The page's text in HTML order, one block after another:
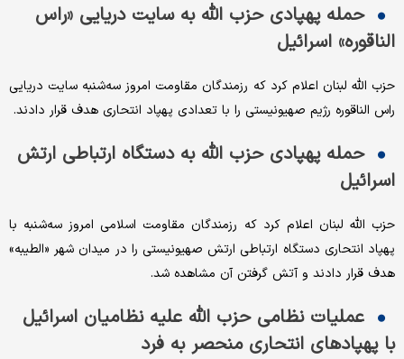
حمله پهپادی حزب الله به سایت دریایی «راس
الناقوره» اسرائیل
حزب الله لبنان اعلام کرد که رزمندگان مقاومت امروز سه‌شنبه سایت دریایی
راس الناقوره رژیم صهیونیستی را با تعدادی پهپاد انتحاری هدف قرار دادند.
حمله پهپادی حزب الله به دستگاه ارتباطی ارتش
اسرائیل
حزب الله لبنان اعلام کرد که رزمندگان مقاومت اسلامی امروز سه‌شنبه با
پهپاد انتحاری دستگاه ارتباطی ارتش صهیونیستی را در میدان شهر «الطیبه»
هدف قرار دادند و آتش گرفتن آن مشاهده شد.
عملیات نظامی حزب الله علیه نظامیان اسرائیل
با پهپادهای انتحاری منحصر به فرد